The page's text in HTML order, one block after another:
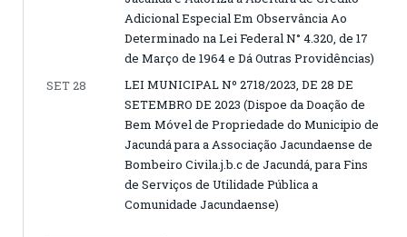
Adicional Especial Em Observância Ao
Determinado na Lei Federal N° 4.320, de 17
de Março de 1964 e Dá Outras Providências)
SET 28
LEI MUNICIPAL Nº 2718/2023, DE 28 DE
SETEMBRO DE 2023 (Dispoe da Doação de
Bem Móvel de Propriedade do Municipio de
Jacundá para a Associação Jacundaense de
Bombeiro Civila.j.b.c de Jacundá, para Fins
de Serviços de Utilidade Pública a
Comunidade Jacundaense)